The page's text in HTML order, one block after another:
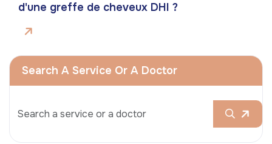
d'une greffe de cheveux DHI ?
Search A Service Or A Doctor